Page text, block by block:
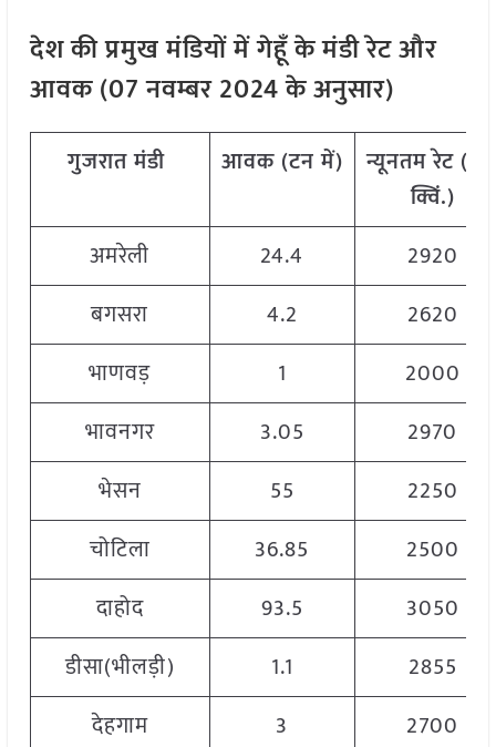
देशकीप्रमुखमंडियोंमेंगेहूँकेमंडीरेटऔर
आवक(07नवम्बर2024केअनुसार)
गुजरातमंडी आवक(टनमें) न्यूनतमरेट(
क्विं.)
अमरेली
24.4
2920
बगसरा
4.2
2620
भाणवड़
1
2000
भावनगर
3.05
2970
भेसन
55
2250
चोटिला
36.85
2500
दाहोद
93.5
3050
डीसा(भीलड़ी)
1.1
2855
देहगाम
3
2700